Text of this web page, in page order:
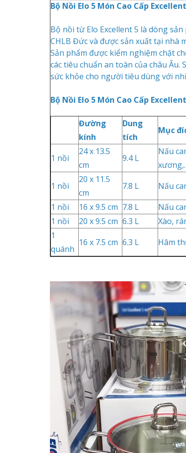
Bộ Nồi Elo 5 Món Cao Cấp Excellent
Bộ nồi từ Elo Excellent 5 là dòng
CHLB Đức và được sản xuất tại nhà
Sản phẩm được kiểm nghiệm chặt
các tiêu chuẩn an toàn của châu Âu.
sức khỏe cho người tiêu dùng với
Bộ Nồi Elo 5 Món Cao Cấp
Đường
kính
Dung
tích
Mục
1 nồi
24 x 13.5
cm
9.4 L
Nấu
1 nồi
20 x 11.5
cm
7.8 L
Nấu
1 nồi
16 x 9.5 cm 7.8 L
Nấu
1 nồi
20 x 9.5 cm 6.3 L
Xào,
1
quánh
16 x 7.5 cm 6.3 L Hâm